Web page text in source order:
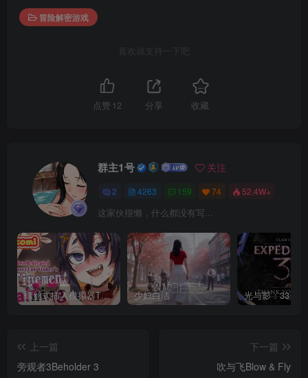
冒险解密游戏
喜欢就支持一下吧
点赞 12 分享 收藏
群主1号 关注
2 4263 159 74 52.4W+
这家伙很懒，什么都没有写...
螺丝式插入模拟器TMA02 少妇白洁
上一篇
旁观者3Beholder 3
下一篇
吹与飞Blow & Fly